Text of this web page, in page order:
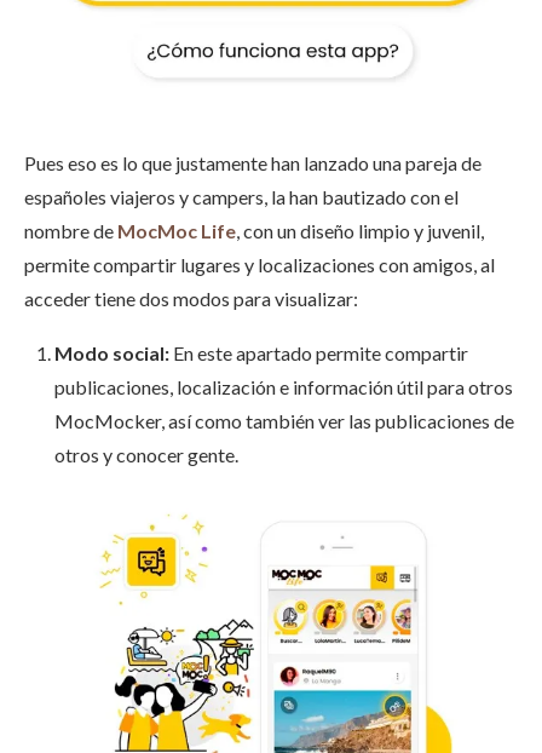
Pues eso es lo que justamente han lanzado una pareja de
españoles viajeros y campers, la han bautizado con el
nombre de MocMoc Life, con un diseño limpio y juvenil,
permite compartir lugares y localizaciones con amigos, al
acceder tiene dos modos para visualizar:
Modo social: En este apartado permite compartir
publicaciones, localización e información útil para otros
MocMocker, así como también ver las publicaciones de
otros y conocer gente.